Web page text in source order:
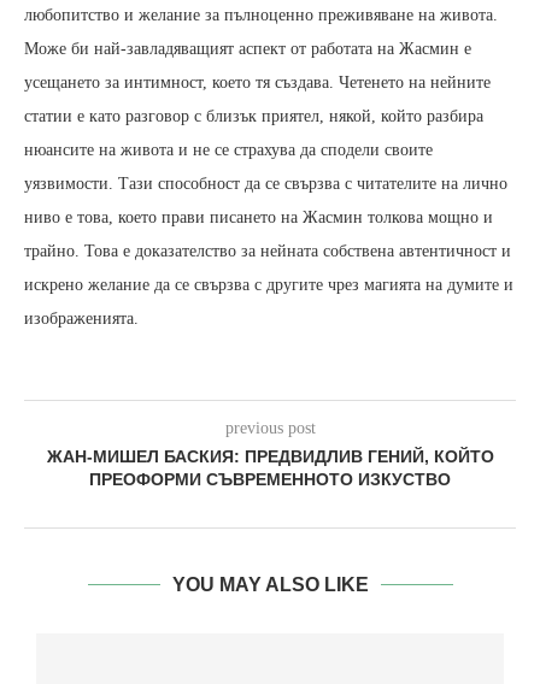
любопитство и желание за пълноценно преживяване на живота.
Може би най-завладяващият аспект от работата на Жасмин е
усещането за интимност, което тя създава. Четенето на нейните
статии е като разговор с близък приятел, някой, който разбира
нюансите на живота и не се страхува да сподели своите
уязвимости. Тази способност да се свързва с читателите на лично
ниво е това, което прави писането на Жасмин толкова мощно и
трайно. Това е доказателство за нейната собствена автентичност и
искрено желание да се свързва с другите чрез магията на думите и
изображенията.
previous post
ЖАН‑МИШЕЛ БАСКИЯ: ПРЕДВИДЛИВ ГЕНИЙ, КОЙТО
ПРЕОФОРМИ СЪВРЕМЕННОТО ИЗКУСТВО
YOU MAY ALSO LIKE